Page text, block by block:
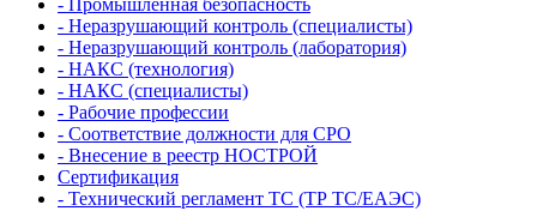
- Промышленная безопасность
- Неразрушающий контроль (специалисты)
- Неразрушающий контроль (лаборатория)
- НАКС (технология)
- НАКС (специалисты)
- Рабочие профессии
- Соответствие должности для СРО
- Внесение в реестр НОСТРОЙ
Сертификация
- Технический регламент ТС (ТР ТС/ЕАЭС)